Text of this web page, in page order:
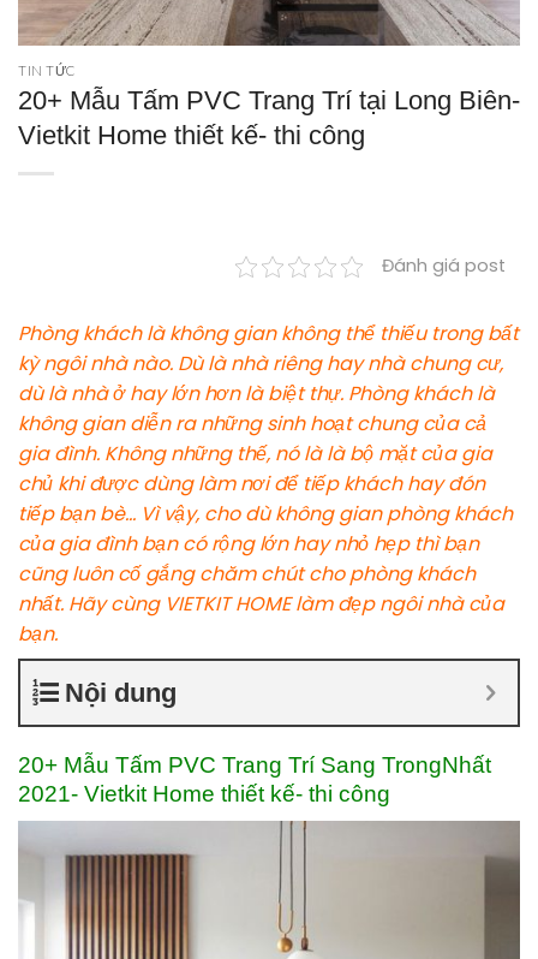
TIN TỨC
20+ Mẫu Tấm PVC Trang Trí tại Long Biên-
Vietkit Home thiết kế- thi công
Đánh giá post
Phòng khách là không gian không thể thiếu trong bất
kỳ ngôi nhà nào. Dù là nhà riêng hay nhà chung cư,
dù là nhà ở hay lớn hơn là biệt thự. Phòng khách là
không gian diễn ra những sinh hoạt chung của cả
gia đình. Không những thế, nó là là bộ mặt của gia
chủ khi được dùng làm nơi để tiếp khách hay đón
tiếp bạn bè… Vì vậy, cho dù không gian phòng khách
của gia đình bạn có rộng lớn hay nhỏ hẹp thì bạn
cũng luôn cố gắng chăm chút cho phòng khách
nhất. Hãy cùng VIETKIT HOMElàm đẹp ngôi nhà của
bạn.
Nội dung
20+ Mẫu Tấm PVC Trang Trí Sang TrongNhất
2021- Vietkit Home thiết kế- thi công